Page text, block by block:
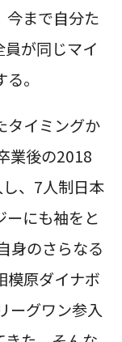
今まで自分た
が同じマイ
。
タイミングか
業後の2018
、7人制日本
ーにも袖をと
身のさらなる
模原ダイナボ
ーグワン参入